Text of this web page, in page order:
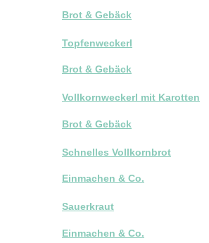
Brot & Gebäck
Topfenweckerl
Brot & Gebäck
Vollkornweckerl mit Karotten
Brot & Gebäck
Schnelles Vollkornbrot
Einmachen & Co.
Sauerkraut
Einmachen & Co.